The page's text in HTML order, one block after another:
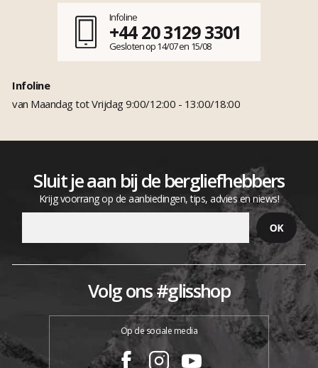
Infoline
+44 20 3129 3301
Gesloten op 14/07 en 15/08
Infoline
van Maandag tot Vrijdag 9:00/12:00 - 13:00/18:00
Sluit je aan bij de bergliefhebbers
Krijg voorrang op de aanbiedingen, tips, advies en niews!
Volg ons #glisshop
Op de sociale media